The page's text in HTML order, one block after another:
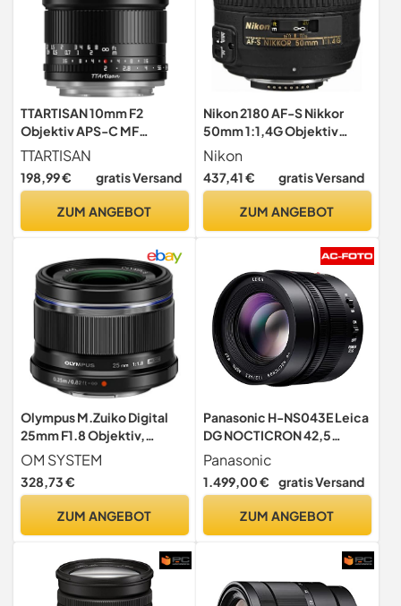
TTARTISAN 10mm F2
Objektiv APS-C MF
Ultraweitwinkel für Nikon
Z-Mount-Kameras
TTARTISAN
198,99 € gratis Versand
ZUM ANGEBOT
Nikon 2180 AF-S Nikkor
50mm 1:1,4G Objektiv
(58mm Filtergewinde)
schwarz
Nikon
437,41 € gratis Versand
ZUM ANGEBOT
Olympus M.Zuiko Digital
25mm F1.8 Objektiv,
lichtstarke
Festbrennweite, geeignet
für alle MFT-Kameras
Modelle, Panasonic G-
OM SYSTEM
328,73 €
ZUM ANGEBOT
Panasonic H-NS043E Leica
DG NOCTICRON 42,5
mm/F1.2 ASPH. Objektiv,
dualer Bildstabilisator Dual
I.S., schwarz
Panasonic
1.499,00 € gratis Versand
ZUM ANGEBOT